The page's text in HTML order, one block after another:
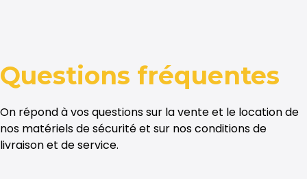
Questions fréquentes
On répond à vos questions sur la vente et le location de
nos matériels de sécurité et sur nos conditions de
livraison et de service.